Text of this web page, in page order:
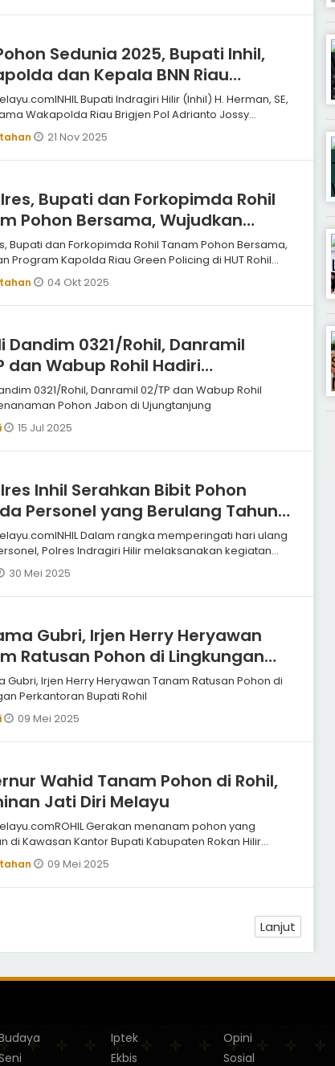
Sedunia 2025, Bupati Inhil,
dan Kepala BNN Riau
Pohon
Indragiri Hilir (Inhil) H. Herman, SE,
Wakapolda Riau Brigjen Pol Adrianto Jossy
dan Kepala21 Nov 2025
Bupati dan Forkopimda Rohil
Pohon Bersama, Wujudkan
Kapolda Riau Green Policing di
ke-26
Bupati dan Forkopimda Rohil Tanam Pohon Bersama,
Program Kapolda Riau Green Policing di HUT Rohil
04 Okt 2025
Dandim 0321/Rohil, Danramil
dan Wabup Rohil Hadiri
Pohon Jabon di
0321/Rohil, Danramil 02/TP dan Wabup Rohil
Pohon Jabon di Ujungtanjung
15 Jul 2025
Inhil Serahkan Bibit Pohon
Personel yang Berulang Tahun,
Apresiasi dan Dukungan
Penghijauan
Dalam rangka memperingati hari ulang
Polres Indragiri Hilir melaksanakan kegiatan
bibit p
30 Mei 2025
Gubri, Irjen Herry Heryawan
Ratusan Pohon di Lingkungan
Bupati Rohil
Gubri, Irjen Herry Heryawan Tanam Ratusan Pohon di
Perkantoran Bupati Rohil
09 Mei 2025
Wahid Tanam Pohon di Rohil,
Jati Diri Melayu
Gerakan menanam pohon yang
di Kawasan Kantor Bupati Kabupaten Rokan Hilir
penting dalam me
09 Mei 2025
Lanjut
Iptek
Ekbis
Opini
Sosial